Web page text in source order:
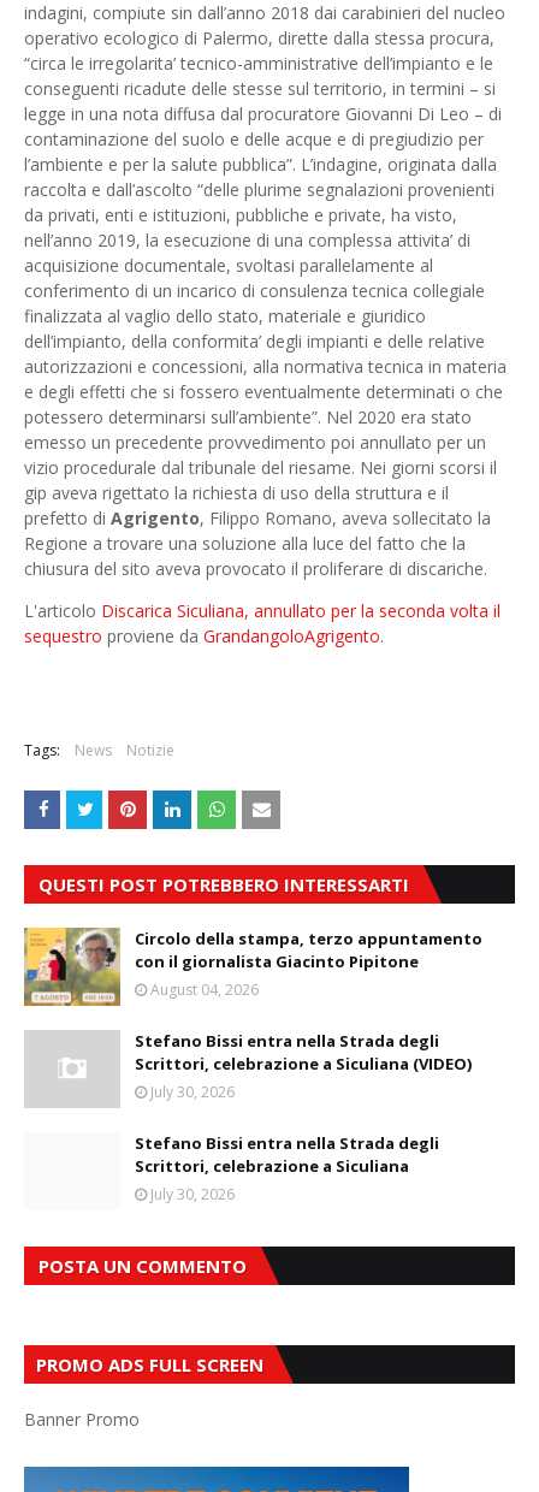
indagini, compiute sin dall’anno 2018 dai carabinieri del nucleo
operativo ecologico di Palermo, dirette dalla stessa procura,
“circa le irregolarita’ tecnico-amministrative dell’impianto e le
conseguenti ricadute delle stesse sul territorio, in termini – si
legge in una nota diffusa dal procuratore Giovanni Di Leo – di
contaminazione del suolo e delle acque e di pregiudizio per
l’ambiente e per la salute pubblica”. L’indagine, originata dalla
raccolta e dall’ascolto “delle plurime segnalazioni provenienti
da privati, enti e istituzioni, pubbliche e private, ha visto,
nell’anno 2019, la esecuzione di una complessa attivita’ di
acquisizione documentale, svoltasi parallelamente al
conferimento di un incarico di consulenza tecnica collegiale
finalizzata al vaglio dello stato, materiale e giuridico
dell’impianto, della conformita’ degli impianti e delle relative
autorizzazioni e concessioni, alla normativa tecnica in materia
e degli effetti che si fossero eventualmente determinati o che
potessero determinarsi sull’ambiente”. Nel 2020 era stato
emesso un precedente provvedimento poi annullato per un
vizio procedurale dal tribunale del riesame. Nei giorni scorsi il
gip aveva rigettato la richiesta di uso della struttura e il
prefetto di Agrigento, Filippo Romano, aveva sollecitato la
Regione a trovare una soluzione alla luce del fatto che la
chiusura del sito aveva provocato il proliferare di discariche.
L'articolo Discarica Siculiana, annullato per la seconda volta il
sequestro proviene da GrandangoloAgrigento.
Tags: News Notizie
QUESTI POST POTREBBERO INTERESSARTI
Circolo della stampa, terzo appuntamento
con il giornalista Giacinto Pipitone
August 04, 2026
Stefano Bissi entra nella Strada degli
Scrittori, celebrazione a Siculiana (VIDEO)
July 30, 2026
Stefano Bissi entra nella Strada degli
Scrittori, celebrazione a Siculiana
July 30, 2026
POSTA UN COMMENTO
PROMO ADS FULL SCREEN
Banner Promo